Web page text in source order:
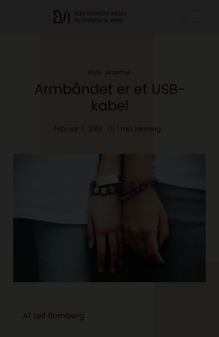
style skærme
Armbåndet er et USB-
kabel
februar 7, 2014 1 min læsning
Af Leif Bomberg